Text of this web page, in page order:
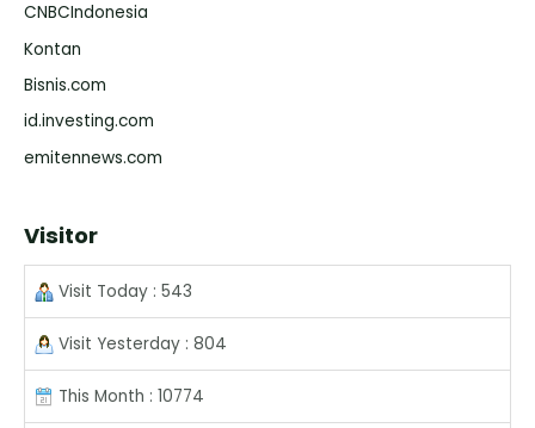
CNBCIndonesia
Kontan
Bisnis.com
id.investing.com
emitennews.com
Visitor
Visit Today : 543
Visit Yesterday : 804
This Month : 10774